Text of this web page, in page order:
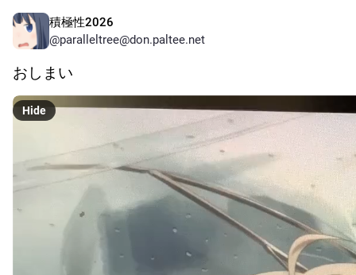
積極性2026
@paralleltree@don.paltee.net
おしまい
Hide